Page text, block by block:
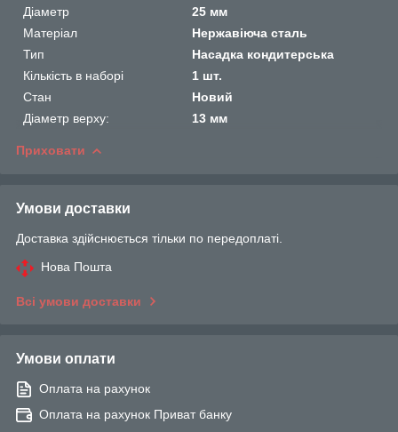
Діаметр
25 мм
Матеріал
Нержавіюча сталь
Тип
Насадка кондитерська
Кількість в наборі
1 шт.
Стан
Новий
Діаметр верху:
13 мм
Приховати
Умови доставки
Доставка здійснюється тільки по передоплаті.
Нова Пошта
Всі умови доставки
Умови оплати
Оплата на рахунок
Оплата на рахунок Приват банку